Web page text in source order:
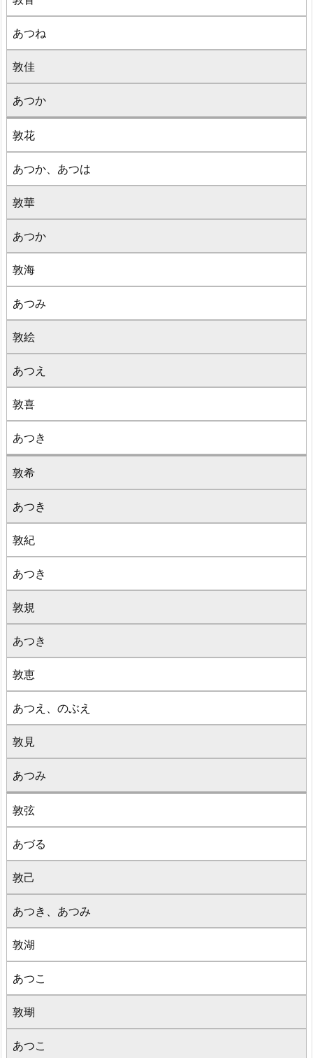
あつね
敦佳
あつか
敦花
あつか、あつは
敦華
あつか
敦海
あつみ
敦絵
あつえ
敦喜
あつき
敦希
あつき
敦紀
あつき
敦規
あつき
敦恵
あつえ、のぶえ
敦見
あつみ
敦弦
あづる
敦己
あつき、あつみ
敦湖
あつこ
敦瑚
あつこ